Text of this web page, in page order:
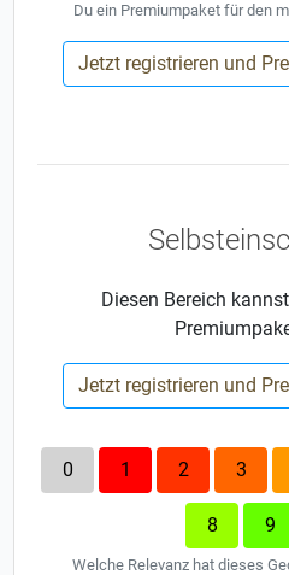
Du ein Premiumpaket für den
Jetzt registrieren und
Diesen Bereich
Jetzt registrieren und
0 1 2 3
8 9
Welche Relevanz hat dieses